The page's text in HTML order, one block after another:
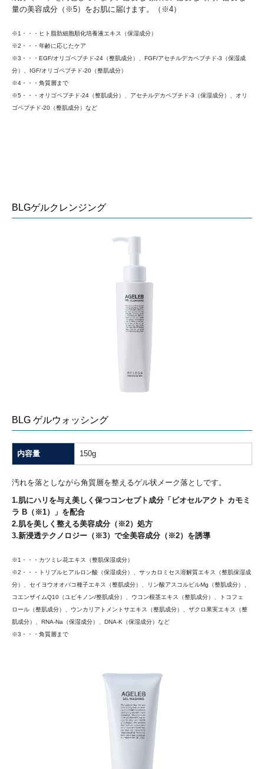
量の美容成分（※5）をお肌に届けます。（※4）
※1・・・ヒト脂肪細胞順化培養液エキス（保湿成分）
※2・・・年齢に応じたケア
※3・・・EGF/オリゴペプチド-24（整肌成分）、FGF/アセチルデカペプチド-3（保湿成
分）、IGF/オリゴペプチド-20（整肌成分）
※4・・・角質層まで
※5・・・オリゴペプチド-24（整肌成分）、アセチルデカペプチド-3（保湿成分）、オリ
ゴペプチド-20（整肌成分）など
BLGゲルクレンジング
BLG ゲルウォッシング
内容量 150g
汚れを落としながら角質層を整えるゲル状メーク落としです。
1.肌にハリを与え美しく保つコンセプト成分「ビオセルアクト カモミ
ラ B（※1）」を配合
2.肌を美しく整える美容成分（※2）処方
3.新浸透テクノロジー（※3）で全美容成分（※2）を誘導
※1・・・カツミレ花エキス（整肌保湿成分）
※2・・・トリプルヒアルロン酸（保湿成分）、サッカロミセス溶解質エキス（整肌保湿成
分）、セイヨウオオバコ種子エキス（整肌成分）、リン酸アスコルビルMg（整肌成分）、
コエンザイムQ10（ユビキノン/整肌成分）、ウコン根茎エキス（整肌成分）、トコフェ
ロール（整肌成分）、ウンカリアトメントサエキス（整肌成分）、ザクロ果実エキス（整
肌成分）、RNA-Na（保湿成分）、DNA-K（保湿成分）など
※3・・・角質層まで